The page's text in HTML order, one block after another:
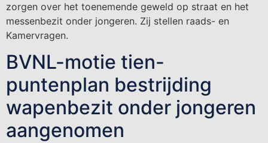
zorgen over het toenemende geweld op straat en het
messenbezit onder jongeren. Zij stellen raads- en
Kamervragen.
BVNL-motie tien-
puntenplan bestrijding
wapenbezit onder jongeren
aangenomen